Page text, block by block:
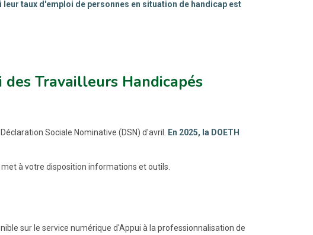
taux d'emploi de personnes en situation de handicap est
Travailleurs Handicapés
Sociale Nominative (DSN) d'avril.
En 2025, la DOETH
à votre disposition informations et outils.
sur le service numérique d'Appui à la professionnalisation de